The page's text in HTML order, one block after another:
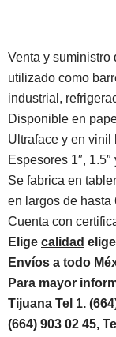
Venta y suministro
utilizado como
industrial,
Disponible en
Ultraface y en vinil
Espesores 1″, 1.5″
Se fabrica en
en largos de hasta
Cuenta con
Elige calidad elige
Envíos a todo
Para mayor
Tijuana Tel 1.
(664) 903 02 45,